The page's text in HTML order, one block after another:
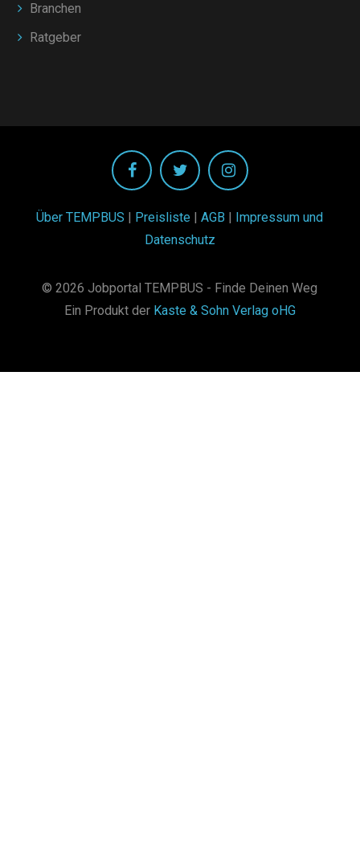
Branchen
Ratgeber
Über TEMPBUS Preisliste |AGB
Impressum und
Datenschutz
© 2026 Jobportal TEMPBUS - Finde Deinen Weg
Ein Produkt der Kaste & Sohn Verlag oHG